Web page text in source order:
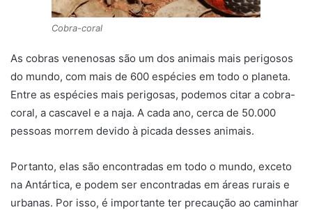
Cobra-coral
As cobras venenosas são um dos animais mais perigosos
do mundo, com mais de 600 espécies em todo o planeta.
Entre as espécies mais perigosas, podemos citar a cobra-
coral, a cascavel e a naja. A cada ano, cerca de 50.000
pessoas morrem devido à picada desses animais.
Portanto, elas são encontradas em todo o mundo, exceto
na Antártica, e podem ser encontradas em áreas rurais e
urbanas. Por isso, é importante ter precaução ao caminhar